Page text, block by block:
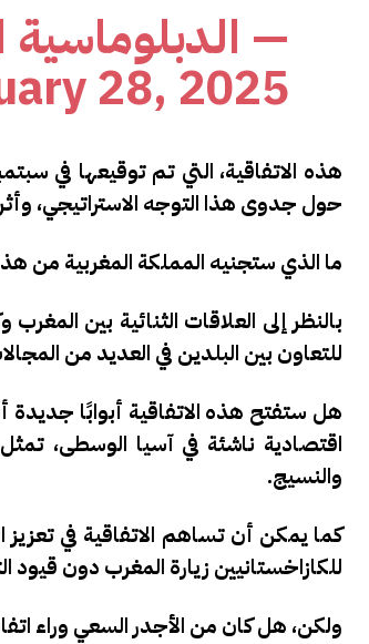
— الدبلوماسية
28, 2025
حول جدوى هذا التوجه الاستراتيجي،
ما الذي ستجنيه المملكة المغربية من
بالنظر إلى العلاقات الثنائية بين
للتعاون بين البلدين في العديد من
هل ستفتح هذه الاتفاقية أبوابًا جديدة
اقتصادية ناشئة في آسيا الوسطى،
والنسيج.
كما يمكن أن تساهم الاتفاقية في
للكازاخستانيين زيارة المغرب دون قيود
ولكن، هل كان من الأجدر السعي وراء